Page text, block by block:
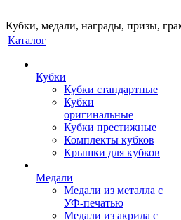
Кубки, медали, награды, призы,
Каталог
Кубки
Кубки стандартные
Кубки
оригинальные
Кубки престижные
Комплекты кубков
Крышки для кубков
Медали
Медали из металла с
УФ-печатью
Медали из акрила с